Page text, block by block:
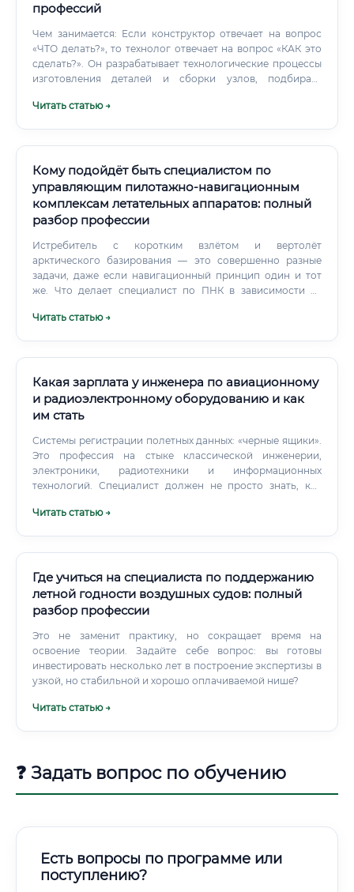
профессий
Чем занимается: Если конструктор отвечает на вопрос
«ЧТО делать?», то технолог отвечает на вопрос «КАК это
сделать?». Он разрабатывает технологические процессы
изготовления деталей и сборки узлов, подбирает
конструктором: Конструктор стоит у истоков проекта.
Читать статью →
Кому подойдёт быть специалистом по
управляющим пилотажно-навигационным
комплексам летательных аппаратов: полный
разбор профессии
Истребитель с коротким взлётом и вертолёт
арктического базирования — это совершенно разные
задачи, даже если навигационный принцип один и тот
же. Что делает специалист по ПНК в зависимости от
ПНК регулярно участвует в лётных испытаниях.
Читать статью →
Какая зарплата у инженера по авиационному
и радиоэлектронному оборудованию и как
им стать
Системы регистрации полетных данных: «черные ящики».
Это профессия на стыке классической инженерии,
электроники, радиотехники и информационных
технологий. Специалист должен не просто знать, как
десятки систем интегрированы в единую сеть,
Читать статью →
Где учиться на специалиста по поддержанию
летной годности воздушных судов: полный
разбор профессии
Это не заменит практику, но сокращает время на
освоение теории. Задайте себе вопрос: вы готовы
инвестировать несколько лет в построение экспертизы в
узкой, но стабильной и хорошо оплачиваемой нише?
Читать статью →
❓ Задать вопрос по обучению
Есть вопросы по программе или
поступлению?